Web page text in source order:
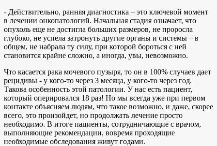
- Действительно, ранняя диагностика – это ключевой момент
в лечении онкопатологий. Начальная стадия означает, что
опухоль еще не достигла больших размеров, не проросла
глубоко, не успела затронуть другие органы и системы – в
общем, не набрала ту силу, при которой бороться с ней
становится крайне сложно, а иногда, увы, невозможно.
Что касается рака мочевого пузыря, то он в 100% случаев дает
рецидивы - у кого-то через 3 месяца, у кого-то через год.
Такова особенность этой патологии. У нас есть пациент,
который оперировался 18 раз! Но мы всегда уже при первом
контакте объясняем людям, что такое возможно, и даже, скорее
всего, это произойдет, но продолжать лечение просто
необходимо. В итоге пациенты, сотрудничающие с врачом,
выполняющие рекомендации, вовремя проходящие
необходимые обследования живут годами.